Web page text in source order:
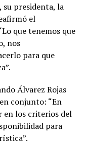
su presidenta, la
el
que tenemos que
nos
para que
Álvarez Rojas
conjunto: “En
en los criterios del
para